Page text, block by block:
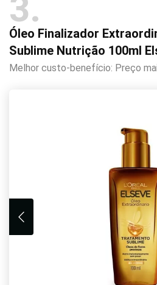
Óleo Finalizador
Sublime Nutrição 100ml
Melhor custo-benefício: Preço